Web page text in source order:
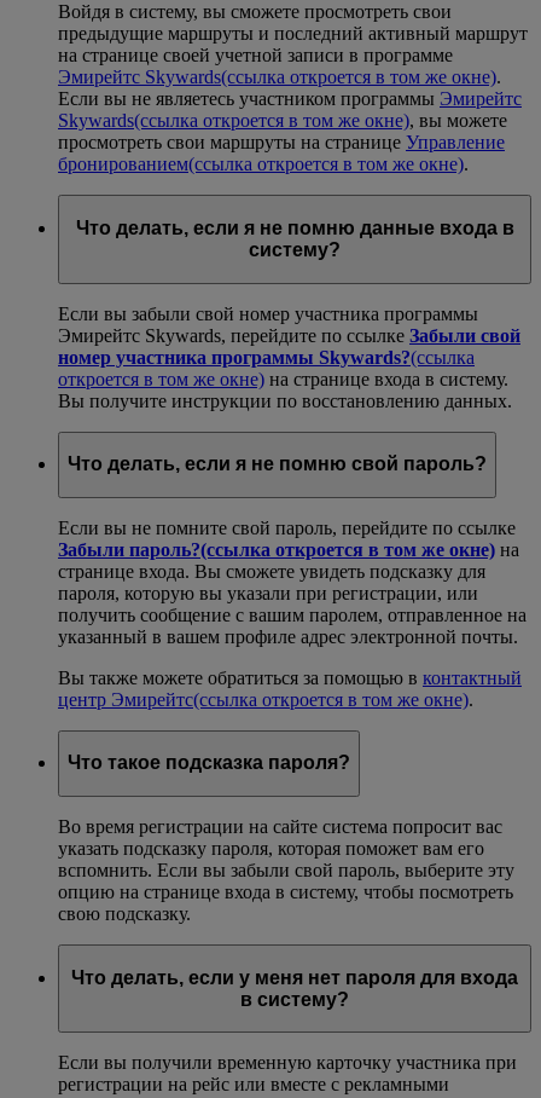
Войдя в систему, вы сможете просмотреть свои
предыдущие маршруты и последний активный маршрут
на странице своей учетной записи в программе
Эмирейтс Skywards(ссылка откроется в том же окне).
Если вы не являетесь участником программы Эмирейтс
Skywards(ссылка откроется в том же окне), вы можете
просмотреть свои маршруты на странице Управление
бронированием(ссылка откроется в том же окне).
Что делать, если я не помню данные входа в
систему?
Если вы забыли свой номер участника программы
Эмирейтс Skywards, перейдите по ссылке Забыли свой
номер участника программы Skywards?(ссылка
откроется в том же окне) на странице входа в систему.
Вы получите инструкции по восстановлению данных.
Что делать, если я не помню свой пароль?
Если вы не помните свой пароль, перейдите по ссылке
Забыли пароль?(ссылка откроется в том же окне) на
странице входа. Вы сможете увидеть подсказку для
пароля, которую вы указали при регистрации, или
получить сообщение с вашим паролем, отправленное на
указанный в вашем профиле адрес электронной почты.
Вы также можете обратиться за помощью в контактный
центр Эмирейтс(ссылка откроется в том же окне).
Что такое подсказка пароля?
Во время регистрации на сайте система попросит вас
указать подсказку пароля, которая поможет вам его
вспомнить. Если вы забыли свой пароль, выберите эту
опцию на странице входа в систему, чтобы посмотреть
свою подсказку.
Что делать, если у меня нет пароля для входа
в систему?
Если вы получили временную карточку участника при
регистрации на рейс или вместе с рекламными